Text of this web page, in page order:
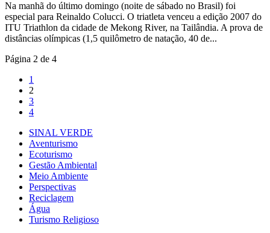
Na manhã do último domingo (noite de sábado no Brasil) foi
especial para Reinaldo Colucci. O triatleta venceu a edição 2007 do
ITU Triathlon da cidade de Mekong River, na Tailândia. A prova de
distâncias olímpicas (1,5 quilômetro de natação, 40 de...
Página 2 de 4
1
2
3
4
SINAL VERDE
Aventurismo
Ecoturismo
Gestão Ambiental
Meio Ambiente
Perspectivas
Reciclagem
Água
Turismo Religioso